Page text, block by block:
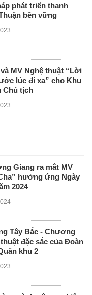
phát triển thanh
bền vững
MV Nghệ thuật “Lời
lúc đi xa” cho Khu
Chủ tịch
Giang ra mắt MV
hưởng ứng Ngày
2024
Tây Bắc - Chương
đặc sắc của Đoàn
khu 2